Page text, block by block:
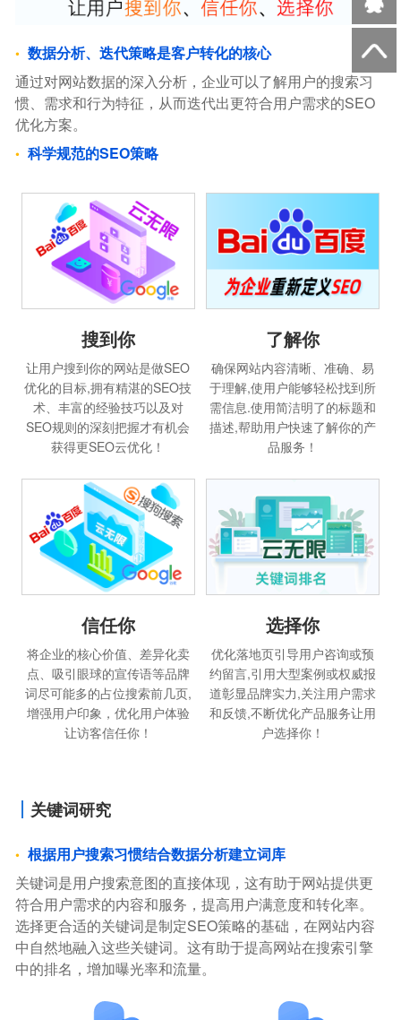
数据分析、迭代策略是客户转化的核心
通过对网站数据的深入分析，企业可以了解用户的搜索习
惯、需求和行为特征，从而迭代出更符合用户需求的SEO
优化方案。
科学规范的SEO策略
搜到你
让用户搜到你的网站是做SEO
优化的目标,拥有精湛的SEO技
术、丰富的经验技巧以及对
SEO规则的深刻把握才有机会
获得更SEO云优化！
了解你
确保网站内容清晰、准确、易
于理解,使用户能够轻松找到所
需信息.使用简洁明了的标题和
描述,帮助用户快速了解你的产
品服务！
信任你
将企业的核心价值、差异化卖
点、吸引眼球的宣传语等品牌
词尽可能多的占位搜索前几页,
增强用户印象，优化用户体验
让访客信任你！
选择你
优化落地页引导用户咨询或预
约留言,引用大型案例或权威报
道彰显品牌实力,关注用户需求
和反馈,不断优化产品服务让用
户选择你！
关键词研究
根据用户搜索习惯结合数据分析建立词库
关键词是用户搜索意图的直接体现，这有助于网站提供更
符合用户需求的内容和服务，提高用户满意度和转化率。
选择更合适的关键词是制定SEO策略的基础，在网站内容
中自然地融入这些关键词。这有助于提高网站在搜索引擎
中的排名，增加曝光率和流量。